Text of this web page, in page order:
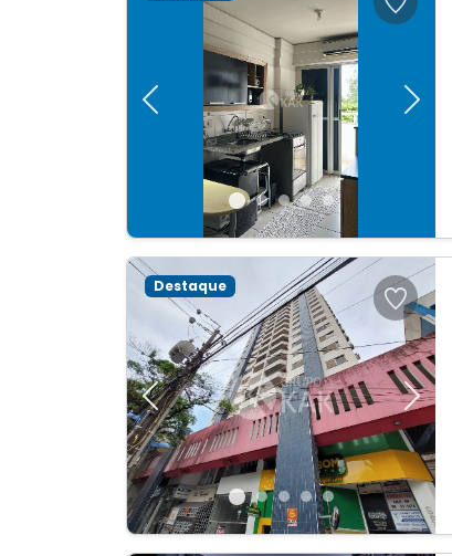
Previous Next
Previous Next
Destaque